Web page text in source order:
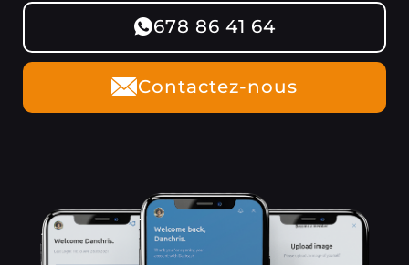
678 86 41 64
Contactez-nous